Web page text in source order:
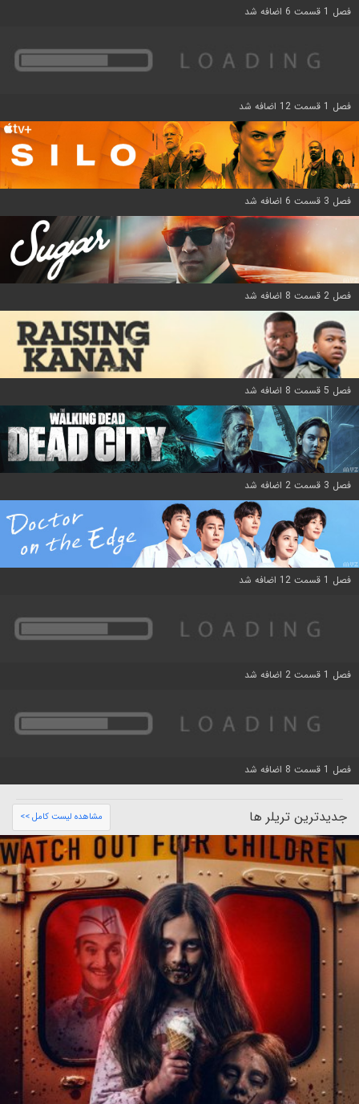
فصل 1 قسمت 6 اضافه شد
فصل 1 قسمت 12 اضافه شد
فصل 3 قسمت 6 اضافه شد
فصل 2 قسمت 8 اضافه شد
فصل 5 قسمت 8 اضافه شد
فصل 3 قسمت 2 اضافه شد
فصل 1 قسمت 12 اضافه شد
فصل 1 قسمت 2 اضافه شد
فصل 1 قسمت 8 اضافه شد
جدیدترین تریلر ها مشاهده لیست کامل >>